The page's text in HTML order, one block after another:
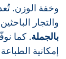
وخفة الوزن.
والتجار
بالجملة. كما
إمكانية